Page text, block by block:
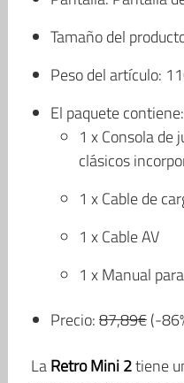
Tamaño del
Peso del artículo:
El paquete contiene:
1 x Consola de
clásicos
1 x Cable de
1 x Cable AV
1 x Manual
Precio:87,89€(-
LaRetro Mini 2tiene